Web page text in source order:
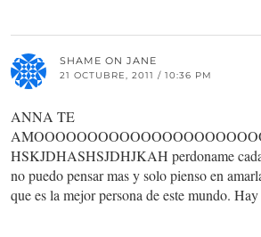
SHAME ON JANE
21 OCTUBRE, 2011 / 10:36 PM
ANNA TE
HSKJDHASHSJDHJKAH perdoname
no puedo pensar mas y solo pienso en
que es la mejor persona de este mundo.